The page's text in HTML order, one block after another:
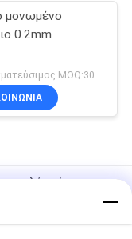
μονωμένο
0.2mm
τριπλής μόνωσης
σύρμα TIW